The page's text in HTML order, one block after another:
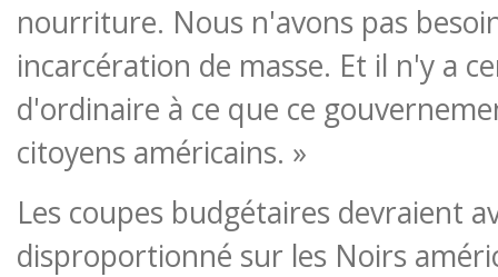
nourriture. Nous n'avons pas
incarcération de masse. Et il n'y a
d'ordinaire à ce que ce
citoyens américains. »
Les coupes budgétaires devraient
disproportionné sur les Noirs